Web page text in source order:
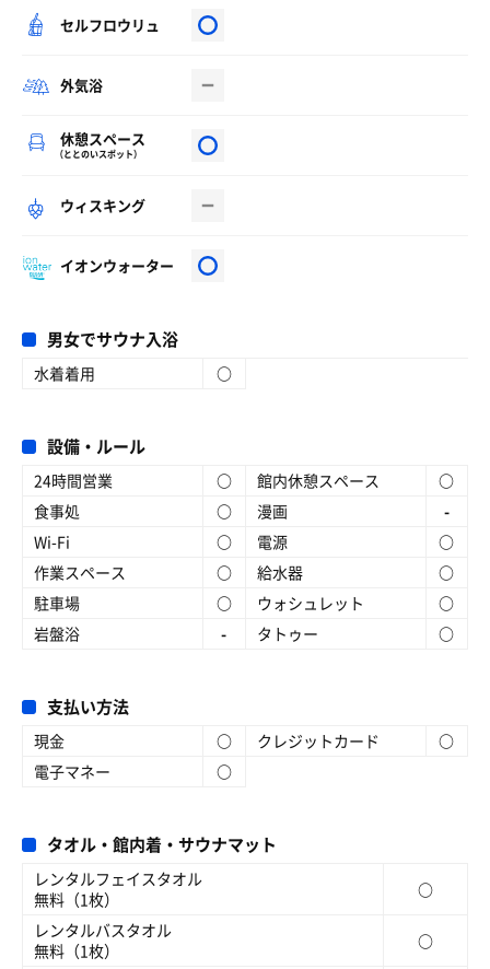
セルフロウリュ
外気浴
休憩スペース
（ととのいスポット）
ウィスキング
イオンウォーター
男女でサウナ入浴
水着着用 ○
設備・ルール
24時間営業 ○ 館内休憩スペース
○
食事処
○ 漫画
-
Wi-Fi
○ 電源
○
作業スペース
○ 給水器
○
駐車場
○ ウォシュレット
○
岩盤浴
- タトゥー ○
支払い方法
現金 ○ クレジットカード
○
電子マネー
○
タオル・館内着・サウナマット
レンタルフェイスタオル
無料（1枚）
○
レンタルバスタオル
無料（1枚）
○